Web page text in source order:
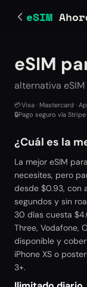
eSIM
eSIM
alternativa
💳Visa · Mastercard ·
🔒Pago seguro vía Stripe
¿Cuál es la
La mejor eSIM
necesites, pero
desde $0.93, con
segundos y sin
30 días cuesta
Three, Vodafone,
disponible y
iPhone XS o
3+.